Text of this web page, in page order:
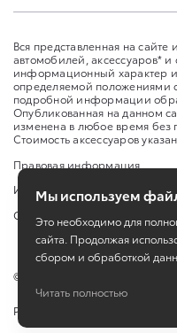
Вся представленная на
автомобилей, аксессуаров*
информационный характер
определяемой положениями
подробной информации
Опубликованная на данном
изменена в любое время без
Стоимость аксессуаров
Правовая информация
Изменить настройку cookies
Сбросить cookie
©
Работает на технологиях
Мы используем
Это необходимо для
сайта. Продолжая
сбором и обработкой
Читать полностью